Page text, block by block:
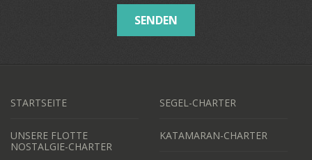
SENDEN
STARTSEITE
UNSERE FLOTTE
NOSTALGIE-CHARTER
SEGEL-CHARTER
KATAMARAN-CHARTER